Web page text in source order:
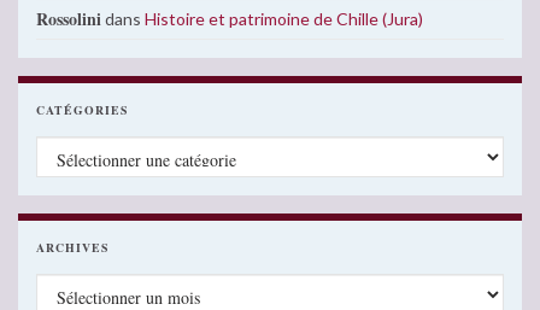
Rossolinidans Histoire et patrimoine de Chille (Jura)
CATÉGORIES
Catégories
ARCHIVES
Archives